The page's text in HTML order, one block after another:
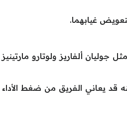
غيابهما.
ألفاريز ولوتارو مارتينيز
قد يعاني الفريق من ضغط الأداء